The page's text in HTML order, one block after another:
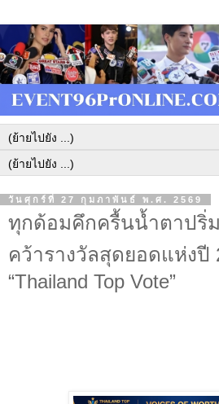
วันศุกร์ที่ 27 กุมภาพันธ์ พ.ศ. 2569
ทุกด้อมคึกครื้นน้ำตาปริ่
คว้ารางวัลสุดยอดแห่งปี
“Thailand Top Vote”